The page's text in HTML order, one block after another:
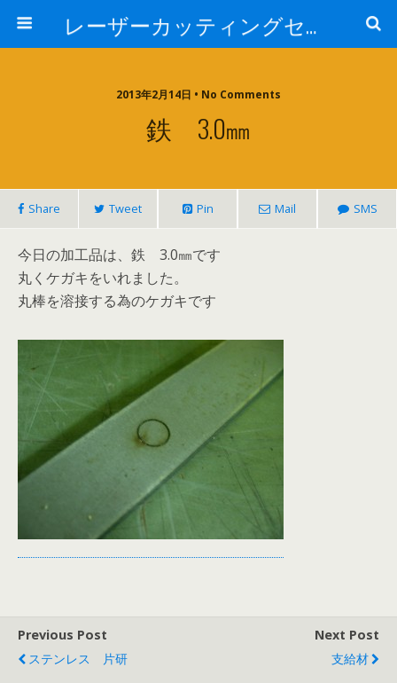
レーザーカッティングセンター 株式会社 中本鉄工所
2013年2月14日 • No Comments
鉄 3.0㎜
Share Tweet Pin Mail SMS
今日の加工品は、鉄 3.0㎜です
丸くケガキをいれました。
丸棒を溶接する為のケガキです
Previous Post
ステンレス 片研
Next Post
支給材